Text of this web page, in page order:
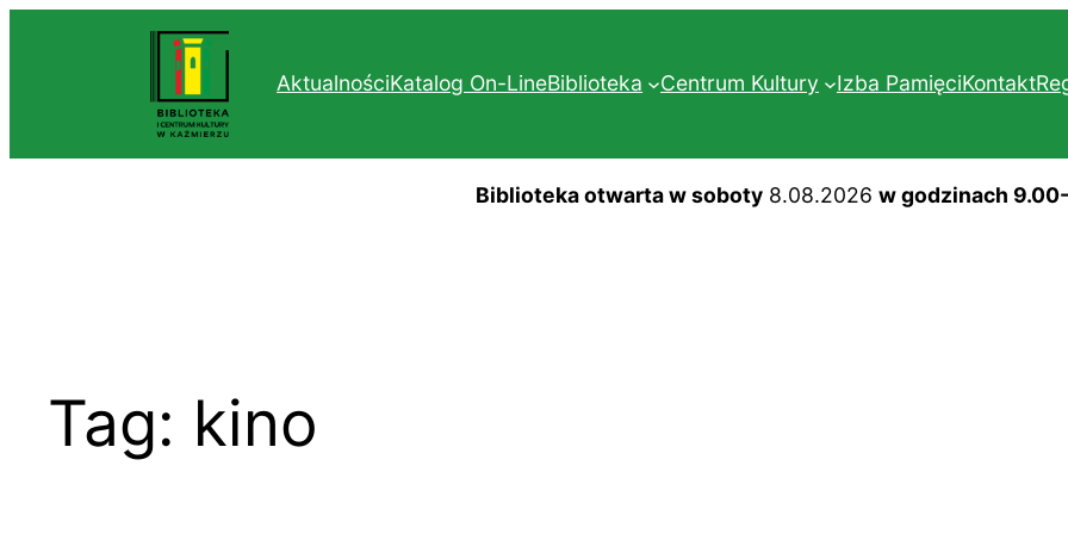
AktualnościKatalog On-LineBiblioteka Centrum Kultury Izba PamięciKontakt
Biblioteka otwarta w soboty8.08.2026 w godzinach
Tag: kino